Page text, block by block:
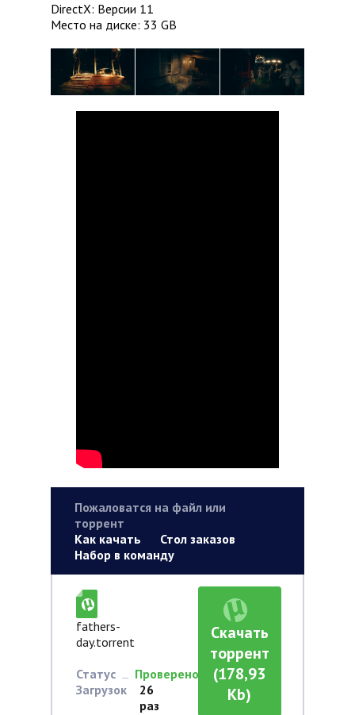
DirectX: Версии 11
Место на диске: 33 GB
Пожаловатся на файл или
торрент
Как качать
Стол заказов
Набор в команду
fathers-
day.torrent
Статус
Проверено
Загрузок
26
раз
Скачать
торрент
(178,93
Kb)